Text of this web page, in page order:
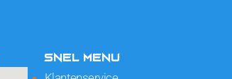
SNEL MENU